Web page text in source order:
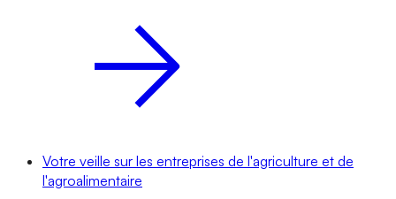
Votre veille sur les entreprises de l'agriculture et de
l'agroalimentaire